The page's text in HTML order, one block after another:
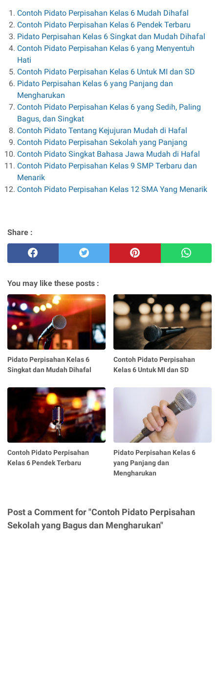
Contoh Pidato Perpisahan Kelas 6 Mudah Dihafal
Contoh Pidato Perpisahan Kelas 6 Pendek Terbaru
Pidato Perpisahan Kelas 6 Singkat dan Mudah Dihafal
Contoh Pidato Perpisahan Kelas 6 yang Menyentuh
Hati
Contoh Pidato Perpisahan Kelas 6 Untuk MI dan SD
Pidato Perpisahan Kelas 6 yang Panjang dan
Mengharukan
Contoh Pidato Perpisahan Kelas 6 yang Sedih, Paling
Bagus, dan Singkat
Contoh Pidato Tentang Kejujuran Mudah di Hafal
Contoh Pidato Perpisahan Sekolah yang Panjang
Contoh Pidato Singkat Bahasa Jawa Mudah di Hafal
Contoh Pidato Perpisahan Kelas 9 SMP Terbaru dan
Menarik
Contoh Pidato Perpisahan Kelas 12 SMA Yang Menarik
Share :
You may like these posts :
Pidato Perpisahan Kelas 6
Singkat dan Mudah Dihafal
Contoh Pidato Perpisahan
Kelas 6 Untuk MI dan SD
Contoh Pidato Perpisahan
Kelas 6 Pendek Terbaru
Pidato Perpisahan Kelas 6
yang Panjang dan
Mengharukan
Post a Comment for "Contoh Pidato Perpisahan
Sekolah yang Bagus dan Mengharukan"